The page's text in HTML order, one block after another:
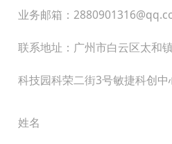
业务邮箱：
联系地址：广州市白云区太和
科技园科荣二街3号敏捷科创
姓名